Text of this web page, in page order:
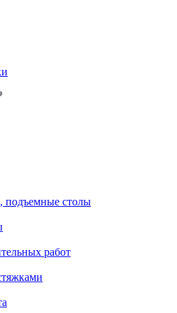
подъемные столы
работ